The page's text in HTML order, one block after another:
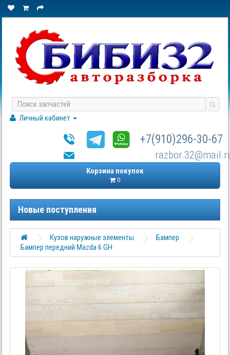
Личный кабинет
+7(910)296-30-67
Корзина покупок
0
Новые поступления
Кузов наружные элементы
Бампер
Бампер передний Mazda 6 GH